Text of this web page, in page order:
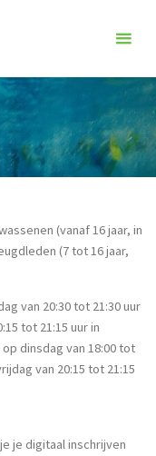
(vanaf 16 jaar, in
(7 tot 16 jaar,
van 20:30 tot 21:30 uur
tot 21:15 uur in
dinsdag van 18:00 tot
van 20:15 tot 21:15
je digitaal inschrijven